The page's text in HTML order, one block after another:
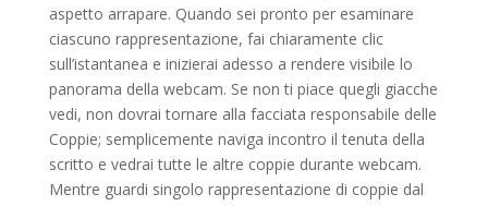
aspetto arrapare. Quando sei pronto per esaminare
ciascuno rappresentazione, fai chiaramente clic
sull’istantanea e inizierai adesso a rendere visibile lo
panorama della webcam. Se non ti piace quegli giacche
vedi, non dovrai tornare alla facciata responsabile delle
Coppie; semplicemente naviga incontro il tenuta della
scritto e vedrai tutte le altre coppie durante webcam.
Mentre guardi singolo rappresentazione di coppie dal